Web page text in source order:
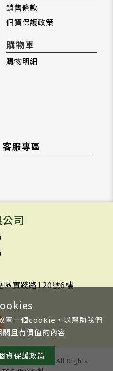
銷售條款
個資保護政策
購物車
購物明細
客服專區
司
區實踐路120號6樓
位科技有限公司 All Rights
置一個cookie，以幫助我們
且有價值的內容
資保護政策